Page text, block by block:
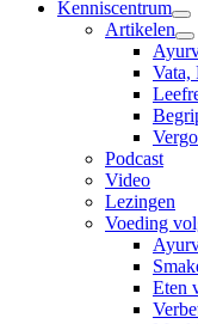
Kenniscentrum
Artikelen
Vata,
Podcast
Video
Lezingen
Voeding
Eten